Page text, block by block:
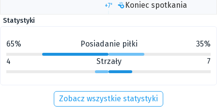
+7' Koniec spotkania
Statystyki
65% Posiadanie piłki
35%
4
Strzały 7
Zobacz wszystkie statystyki